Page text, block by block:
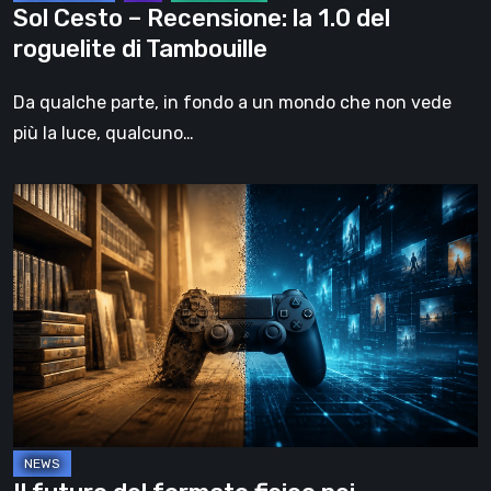
Sol Cesto – Recensione: la 1.0 del
roguelite di Tambouille
Da qualche parte, in fondo a un mondo che non vede
più la luce, qualcuno…
Il
futuro
del
formato
fisico
videogiochi